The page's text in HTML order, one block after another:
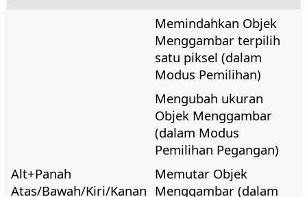
Alt+Panah
Atas/Bawah/Kiri/Kanan
Memindahkan Objek
Menggambar terpilih
satu piksel (dalam
Modus Pemilihan)
Mengubah ukuran
Objek Menggambar
(dalam Modus
Pemilihan Pegangan)
Memutar Objek
Menggambar (dalam